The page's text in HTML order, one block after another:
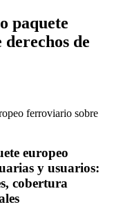
paquete
de
europeo
y usuarios:
cobertura